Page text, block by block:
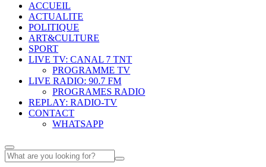
ACCUEIL
ACTUALITE
POLITIQUE
ART&CULTURE
SPORT
LIVE TV: CANAL 7 TNT
PROGRAMME TV
LIVE RADIO: 90.7 FM
PROGRAMES RADIO
REPLAY: RADIO-TV
CONTACT
WHATSAPP